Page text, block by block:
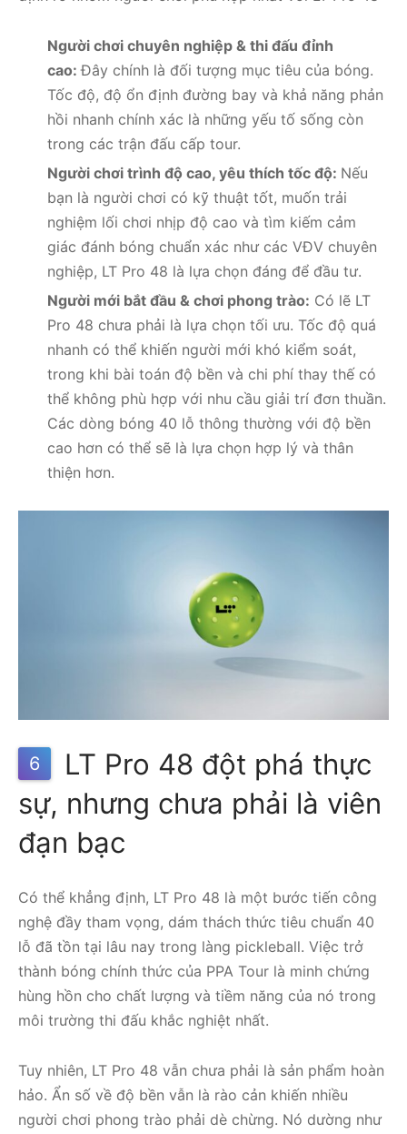
Người chơi chuyên nghiệp & thi đấu đỉnh
cao:Đây chính là đối tượng mục tiêu của bóng.
Tốc độ, độ ổn định đường bay và khả năng phản
hồi nhanh chính xác là những yếu tố sống còn
trong các trận đấu cấp tour.
Người chơi trình độ cao, yêu thích tốc độ: Nếu
bạn là người chơi có kỹ thuật tốt, muốn trải
nghiệm lối chơi nhịp độ cao và tìm kiếm cảm
giác đánh bóng chuẩn xác như các VĐV chuyên
nghiệp, LT Pro 48 là lựa chọn đáng để đầu tư.
Người mới bắt đầu & chơi phong trào: Có lẽ LT
Pro 48 chưa phải là lựa chọn tối ưu. Tốc độ quá
nhanh có thể khiến người mới khó kiểm soát,
trong khi bài toán độ bền và chi phí thay thế có
thể không phù hợp với nhu cầu giải trí đơn thuần.
Các dòng bóng 40 lỗ thông thường với độ bền
cao hơn có thể sẽ là lựa chọn hợp lý và thân
thiện hơn.
6
LT Pro 48 đột phá thực
sự, nhưng chưa phải là viên
đạn bạc
Có thể khẳng định, LT Pro 48 là một bước tiến công
nghệ đầy tham vọng, dám thách thức tiêu chuẩn 40
lỗ đã tồn tại lâu nay trong làng pickleball. Việc trở
thành bóng chính thức của PPA Tour là minh chứng
hùng hồn cho chất lượng và tiềm năng của nó trong
môi trường thi đấu khắc nghiệt nhất.
Tuy nhiên, LT Pro 48 vẫn chưa phải là sản phẩm hoàn
hảo. Ẩn số về độ bền vẫn là rào cản khiến nhiều
người chơi phong trào phải dè chừng. Nó dường như